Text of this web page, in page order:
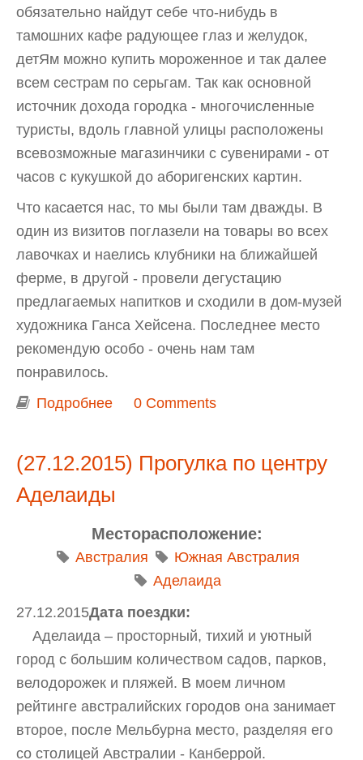
обязательно найдут себе что-нибудь в
тамошних кафе радующее глаз и желудок,
детЯм можно купить мороженное и так далее
всем сестрам по серьгам. Так как основной
источник дохода городка - многочисленные
туристы, вдоль главной улицы расположены
всевозможные магазинчики с сувенирами - от
часов с кукушкой до аборигенских картин.
Что касается нас, то мы были там дважды. В
один из визитов поглазели на товары во всех
лавочках и наелись клубники на ближайшей
ферме, в другой - провели дегустацию
предлагаемых напитков и сходили в дом-музей
художника Ганса Хейсена. Последнее место
рекомендую особо - очень нам там
понравилось.
Подробнее о Немецкая деревня Хандорф
0 Comments
(27.12.2015) Прогулка по центру
Аделаиды
Месторасположение:
Австралия
Южная Австралия
Аделаида
Дата поездки:
27.12.2015
Аделаида – просторный, тихий и уютный
город с большим количеством садов, парков,
велодорожек и пляжей. В моем личном
рейтинге австралийских городов она занимает
второе, после Мельбурна место, разделяя его
со столицей Австралии - Канберрой.